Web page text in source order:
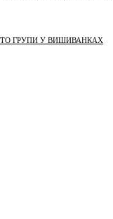
ГРУПИ У ВИШИВАНКАХ